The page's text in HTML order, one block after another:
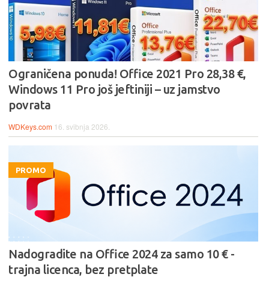
Ograničena ponuda! Office 2021 Pro 28,38 €,
Windows 11 Pro još jeftiniji – uz jamstvo
povrata
WDKeys.com 16. svibnja 2026.
PROMO
Nadogradite na Office 2024 za samo 10 € -
trajna licenca, bez pretplate